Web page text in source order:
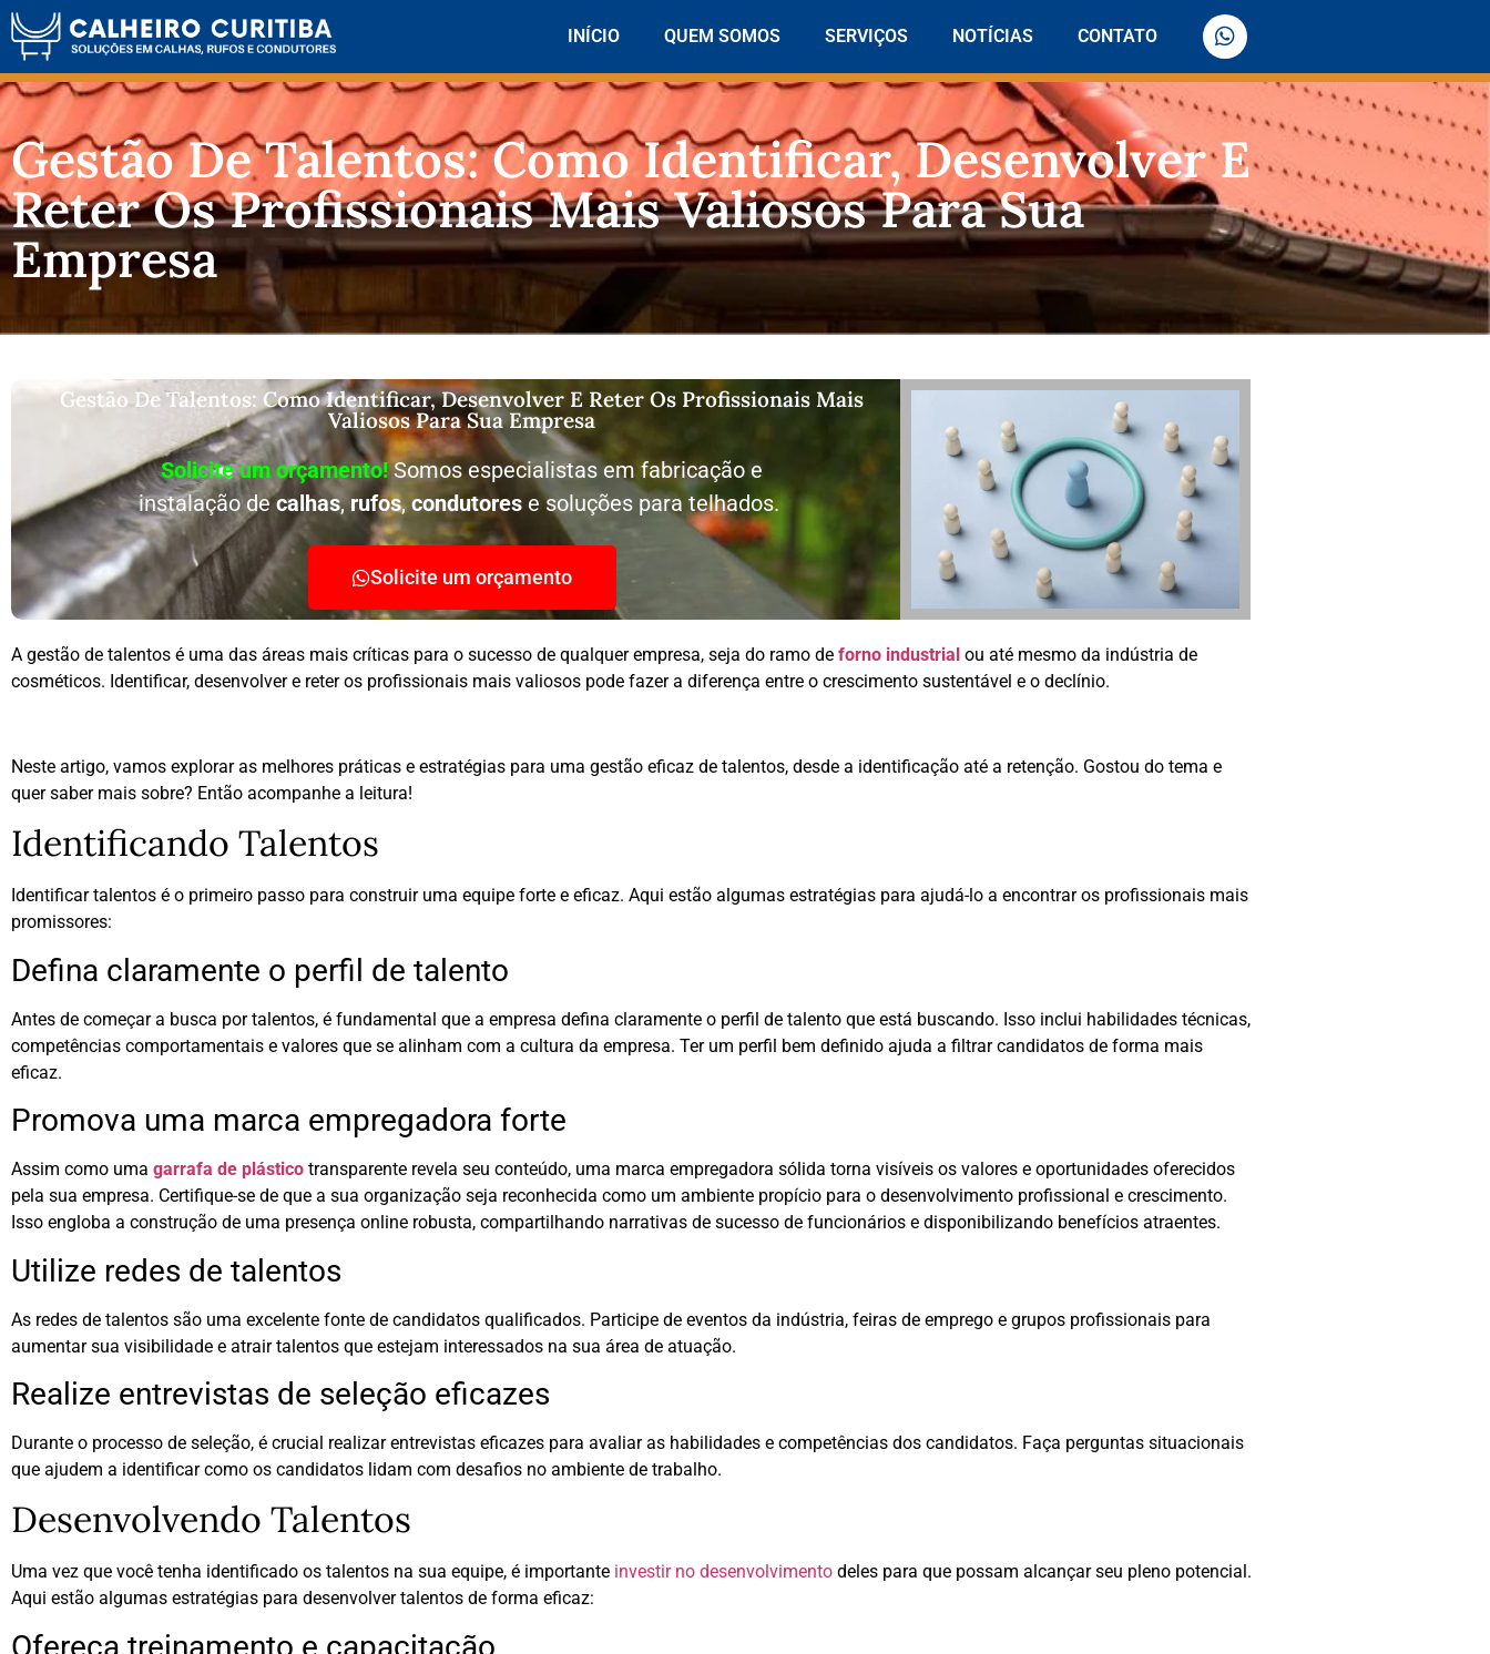
INÍCIO QUEM SOMOS SERVIÇOS NOTÍCIAS CONTATO
Gestão De Talentos: Como Identificar, Desenvolver E
Reter Os Profissionais Mais Valiosos Para Sua
Empresa
Gestão De Talentos: Como Identificar, Desenvolver E Reter Os Profissionais Mais
Valiosos Para Sua Empresa
Solicite um orçamento!Somos especialistas em fabricação e
instalação decalhas,rufos,condutorese soluções para telhados.
Solicite um orçamento
A gestão de talentos é uma das áreas mais críticas para o sucesso de qualquer empresa, seja do ramo de forno industrial ou até mesmo da indústria de
cosméticos. Identificar, desenvolver e reter os profissionais mais valiosos pode fazer a diferença entre o crescimento sustentável e o declínio.
Neste artigo, vamos explorar as melhores práticas e estratégias para uma gestão eficaz de talentos, desde a identificação até a retenção. Gostou do tema e
quer saber mais sobre? Então acompanhe a leitura!
Identificando Talentos
Identificar talentos é o primeiro passo para construir uma equipe forte e eficaz. Aqui estão algumas estratégias para ajudá-lo a encontrar os profissionais mais
promissores:
Defina claramente o perfil de talento
Antes de começar a busca por talentos, é fundamental que a empresa defina claramente o perfil de talento que está buscando. Isso inclui habilidades técnicas,
competências comportamentais e valores que se alinham com a cultura da empresa. Ter um perfil bem definido ajuda a filtrar candidatos de forma mais
eficaz.
Promova uma marca empregadora forte
Assim como uma garrafa de plástico transparente revela seu conteúdo, uma marca empregadora sólida torna visíveis os valores e oportunidades oferecidos
pela sua empresa. Certifique-se de que a sua organização seja reconhecida como um ambiente propício para o desenvolvimento profissional e crescimento.
Isso engloba a construção de uma presença online robusta, compartilhando narrativas de sucesso de funcionários e disponibilizando benefícios atraentes.
Utilize redes de talentos
As redes de talentos são uma excelente fonte de candidatos qualificados. Participe de eventos da indústria, feiras de emprego e grupos profissionais para
aumentar sua visibilidade e atrair talentos que estejam interessados na sua área de atuação.
Realize entrevistas de seleção eficazes
Durante o processo de seleção, é crucial realizar entrevistas eficazes para avaliar as habilidades e competências dos candidatos. Faça perguntas situacionais
que ajudem a identificar como os candidatos lidam com desafios no ambiente de trabalho.
Desenvolvendo Talentos
Uma vez que você tenha identificado os talentos na sua equipe, é importante investir no desenvolvimento deles para que possam alcançar seu pleno potencial.
Aqui estão algumas estratégias para desenvolver talentos de forma eficaz:
Ofereça treinamento e capacitação